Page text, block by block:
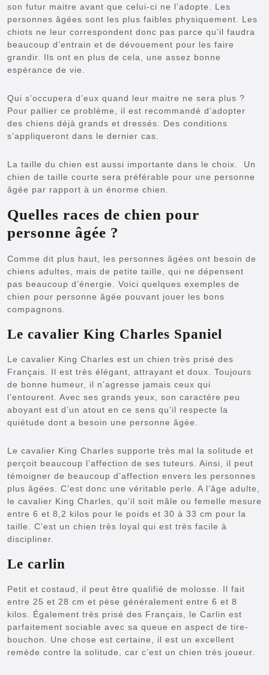
son futur maitre avant que celui-ci ne l’adopte. Les
personnes âgées sont les plus faibles physiquement. Les
chiots ne leur correspondent donc pas parce qu’il faudra
beaucoup d’entrain et de dévouement pour les faire
grandir. Ils ont en plus de cela, une assez bonne
espérance de vie.
Qui s’occupera d’eux quand leur maitre ne sera plus ?
Pour pallier ce problème, il est recommandé d’adopter
des chiens déjà grands et dressés. Des conditions
s’appliqueront dans le dernier cas.
La taille du chien est aussi importante dans le choix. Un
chien de taille courte sera préférable pour une personne
âgée par rapport à un énorme chien.
Quelles races de chien pour
personne âgée ?
Comme dit plus haut, les personnes âgées ont besoin de
chiens adultes, mais de petite taille, qui ne dépensent
pas beaucoup d’énergie. Voici quelques exemples de
chien pour personne âgée pouvant jouer les bons
compagnons.
Le cavalier King Charles Spaniel
Le cavalier King Charles est un chien très prisé des
Français. Il est très élégant, attrayant et doux. Toujours
de bonne humeur, il n’agresse jamais ceux qui
l’entourent. Avec ses grands yeux, son caractère peu
aboyant est d’un atout en ce sens qu’il respecte la
quiétude dont a besoin une personne âgée.
Le cavalier King Charles supporte très mal la solitude et
perçoit beaucoup l’affection de ses tuteurs. Ainsi, il peut
témoigner de beaucoup d’affection envers les personnes
plus âgées. C’est donc une véritable perle. A l’âge adulte,
le cavalier King Charles, qu’il soit mâle ou femelle mesure
entre 6 et 8,2 kilos pour le poids et 30 à 33 cm pour la
taille. C’est un chien très loyal qui est très facile à
discipliner.
Le carlin
Petit et costaud, il peut être qualifié de molosse. Il fait
entre 25 et 28 cm et pèse généralement entre 6 et 8
kilos. Également très prisé des Français, le Carlin est
parfaitement sociable avec sa queue en aspect de tire-
bouchon. Une chose est certaine, il est un excellent
remède contre la solitude, car c’est un chien très joueur.